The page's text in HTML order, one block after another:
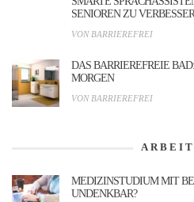
SENIOREN ZU
VON BARRIEREFREI
DAS BARRIEREFREIE
MORGEN
VON BARRIEREFREI
MEDIZINSTUDIUM MIT
UNDENKBAR?